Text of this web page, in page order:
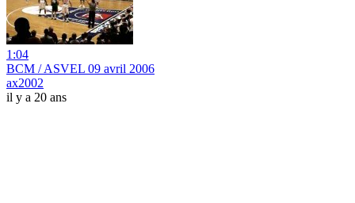
1:04
BCM / ASVEL 09 avril 2006
ax2002
il y a 20 ans